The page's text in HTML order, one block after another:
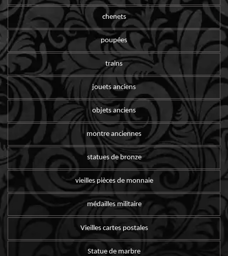
chenets
poupées
trains
jouets anciens
objets anciens
montre anciennes
statues de bronze
vieilles pièces de monnaie
médailles militaire
Vieilles cartes postales
Statue de marbre